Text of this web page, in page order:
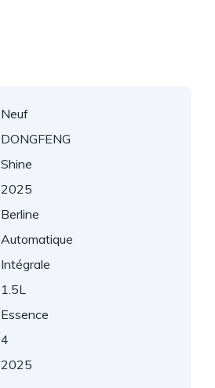
Neuf
DONGFENG
Shine
2025
Berline
Automatique
Intégrale
1.5L
Essence
4
2025